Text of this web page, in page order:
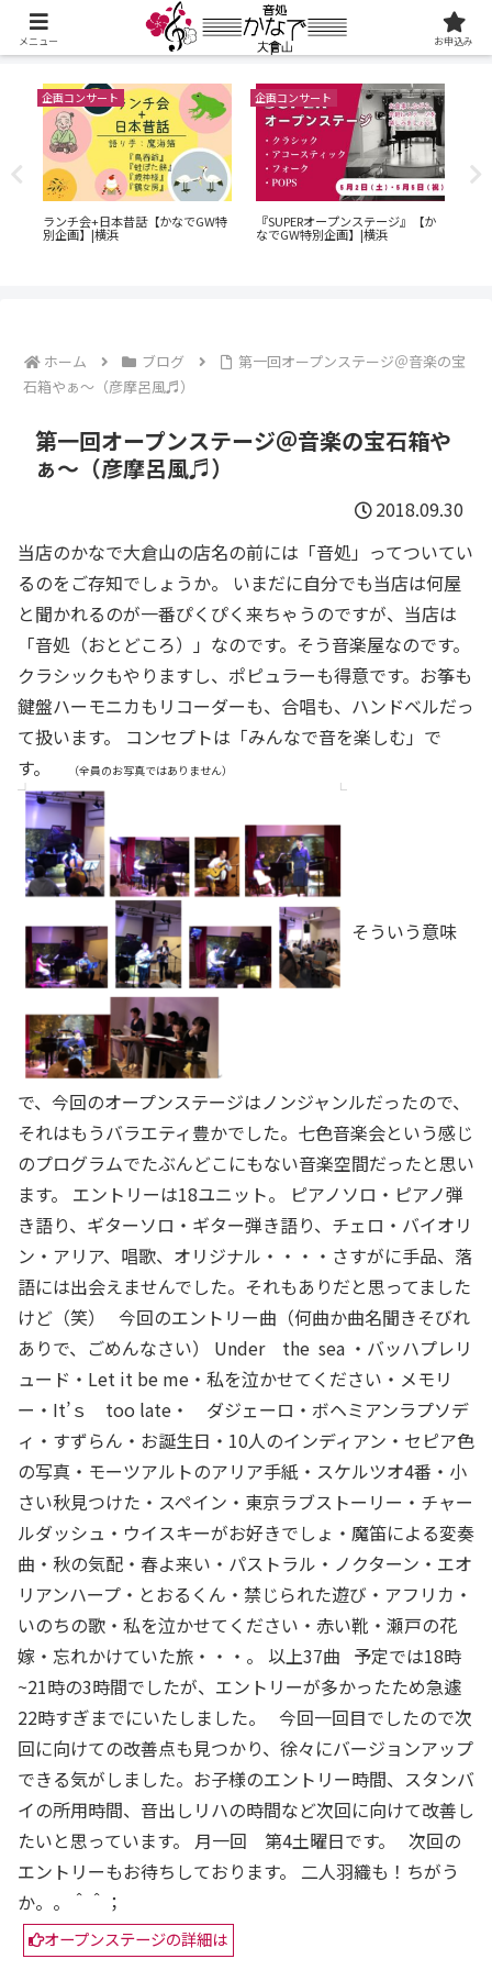
企画コンサート
ランチ会+日本昔話【かなでGW特
別企画】|横浜
企画コンサート
『SUPERオープンステージ』【か
なでGW特別企画】|横浜
ホーム ブログ
第一回オープンステージ＠音楽の宝
石箱やぁ～（彦摩呂風♬）
第一回オープンステージ＠音楽の宝石箱や
ぁ～（彦摩呂風♬）
2018.09.30
当店のかなで大倉山の店名の前には「音処」ってついてい
るのをご存知でしょうか。 いまだに自分でも当店は何屋
と聞かれるのが一番ぴくぴく来ちゃうのですが、当店は
「音処（おとどころ）」なのです。そう音楽屋なのです。
クラシックもやりますし、ポピュラーも得意です。お筝も
鍵盤ハーモニカもリコーダーも、合唱も、ハンドベルだっ
て扱います。 コンセプトは「みんなで音を楽しむ」で
す。
（全員のお写真ではありません）
そういう意味
で、今回のオープンステージはノンジャンルだったので、
それはもうバラエティ豊かでした。七色音楽会という感じ
のプログラムでたぶんどこにもない音楽空間だったと思い
ます。 エントリーは18ユニット。 ピアノソロ・ピアノ弾
き語り、ギターソロ・ギター弾き語り、チェロ・バイオリ
ン・アリア、唱歌、オリジナル・・・・さすがに手品、落
語には出会えませんでした。それもありだと思ってました
けど（笑） 今回のエントリー曲（何曲か曲名聞きそびれ
ありで、ごめんなさい） Under the sea ・バッハプレリ
ュード・Let it be me・私を泣かせてください・メモリ
ー・It’ｓ too late・ ダジェーロ・ボヘミアンラプソデ
ィ・すずらん・お誕生日・10人のインディアン・セピア色
の写真・モーツアルトのアリア手紙・スケルツオ4番・小
さい秋見つけた・スペイン・東京ラブストーリー・チャー
ルダッシュ・ウイスキーがお好きでしょ・魔笛による変奏
曲・秋の気配・春よ来い・パストラル・ノクターン・エオ
リアンハープ・とおるくん・禁じられた遊び・アフリカ・
いのちの歌・私を泣かせてください・赤い靴・瀬戸の花
嫁・忘れかけていた旅・・・。 以上37曲 予定では18時
~21時の3時間でしたが、エントリーが多かったため急遽
22時すぎまでにいたしました。 今回一回目でしたので次
回に向けての改善点も見つかり、徐々にバージョンアップ
できる気がしました。お子様のエントリー時間、スタンバ
イの所用時間、音出しリハの時間など次回に向けて改善し
たいと思っています。 月一回 第4土曜日です。 次回の
エントリーもお待ちしております。 二人羽織も！ちがう
か。。＾＾；
オープンステージの詳細は
メニュー お申込み